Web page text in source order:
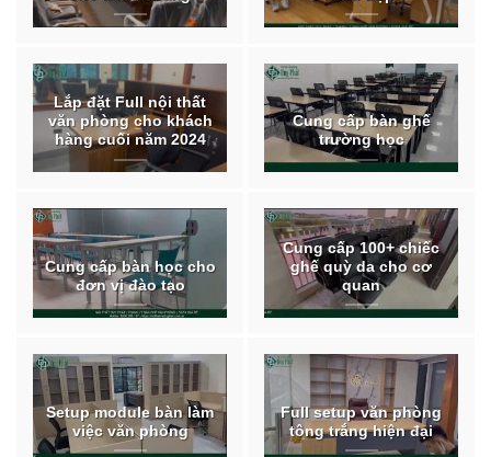
Lắp đặt Full nội thất
văn phòng cho khách
hàng cuối năm 2024
Cung cấp bàn ghế
trường học
Cung cấp bàn học cho
đơn vị đào tạo
Cung cấp 100+ chiếc
ghế quỳ da cho cơ
quan
Setup module bàn làm
việc văn phòng
Full setup văn phòng
tông trắng hiện đại